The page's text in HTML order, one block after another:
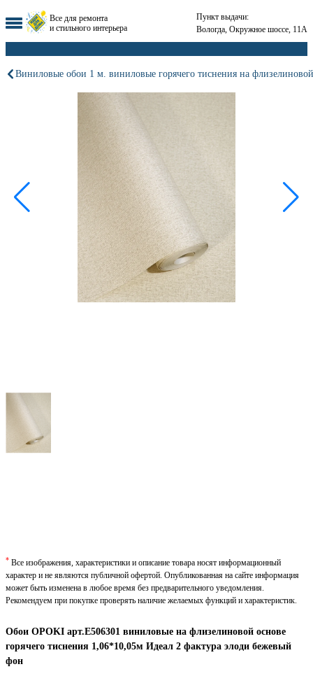
Все для ремонта
и стильного интерьера
Пункт выдачи:
Вологда, Окружное шоссе, 11А
Виниловые обои 1 м. виниловые горячего тиснения на
Обои OPOKI арт.Е506301 виниловые на флизелиновой основе
горячего тиснения 1,06*10,05м Идеал 2 фактура элоди бежевый
фон
* Все изображения, характеристики и описание товара носят информационный
характер и не являются публичной офертой. Опубликованная на сайте информация
может быть изменена в любое время без предварительного уведомления.
Рекомендуем при покупке проверять наличие желаемых функций и характеристик.